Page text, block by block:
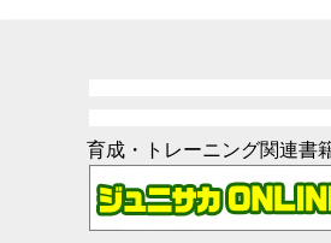
育成・トレーニング関連書